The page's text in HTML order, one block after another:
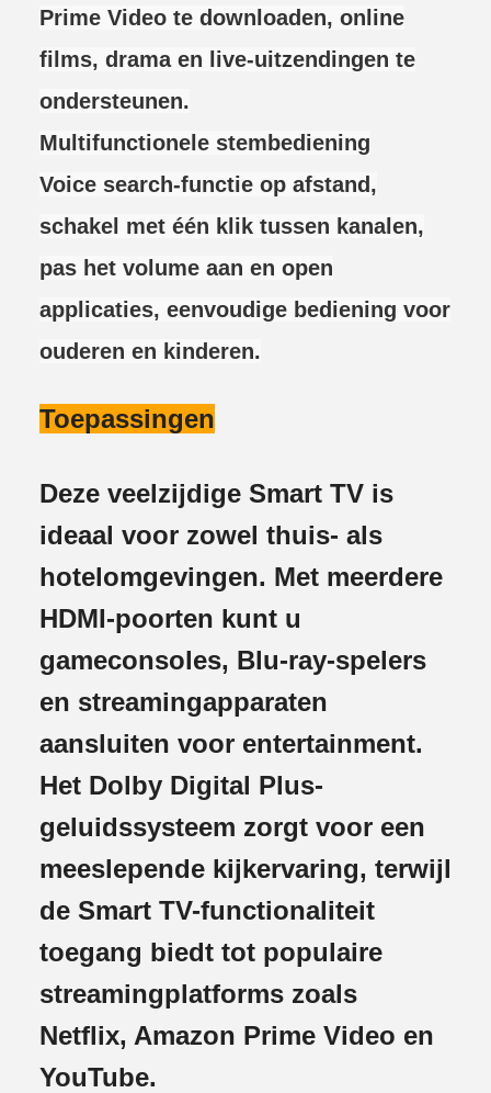
Prime Video te downloaden, online
films, drama en live-uitzendingen te
ondersteunen.
Multifunctionele stembediening
Voice search-functie op afstand,
schakel met één klik tussen kanalen,
pas het volume aan en open
applicaties, eenvoudige bediening voor
ouderen en kinderen.
Toepassingen
Deze veelzijdige Smart TV is
ideaal voor zowel thuis- als
hotelomgevingen. Met meerdere
HDMI-poorten kunt u
gameconsoles, Blu-ray-spelers
en streamingapparaten
aansluiten voor entertainment.
Het Dolby Digital Plus-
geluidssysteem zorgt voor een
meeslepende kijkervaring, terwijl
de Smart TV-functionaliteit
toegang biedt tot populaire
streamingplatforms zoals
Netflix, Amazon Prime Video en
YouTube.